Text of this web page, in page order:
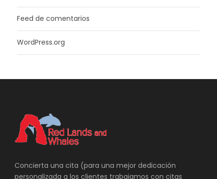
Feed de comentarios
WordPress.org
Concierta una cita (para una mejor dedicación
personalizada a los clientes trabajamos con citas